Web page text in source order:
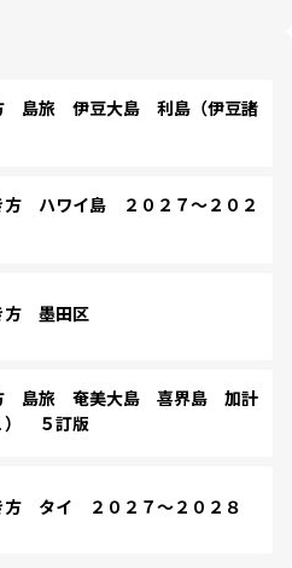
島旅 伊豆大島 利島（伊豆諸
ハワイ島 ２０２７～２０２
方 墨田区
島旅 奄美大島 喜界島 加計
） ５訂版
方 タイ ２０２７～２０２８